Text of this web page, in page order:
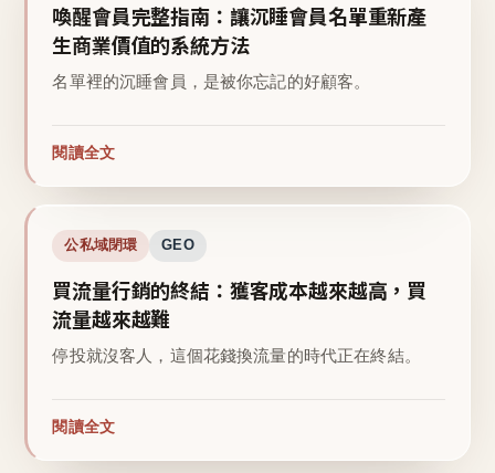
喚醒會員完整指南：讓沉睡會員名單重新產
生商業價值的系統方法
名單裡的沉睡會員，是被你忘記的好顧客。
閱讀全文
公私域閉環 GEO
買流量行銷的終結：獲客成本越來越高，買
流量越來越難
停投就沒客人，這個花錢換流量的時代正在終結。
閱讀全文